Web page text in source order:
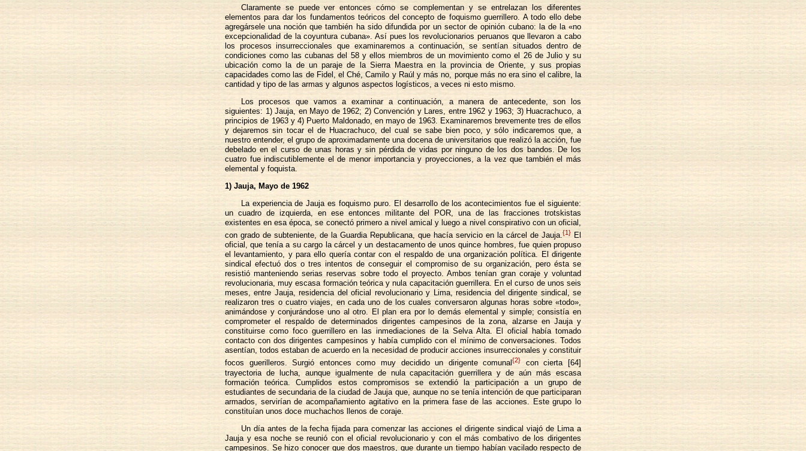
Claramente se puede ver entonces cómo se complementan y se entrelazan los diferentes
elementos para dar los fundamentos teóricos del concepto de foquismo guerrillero. A todo ello debe
agregársele una noción que también ha sido difundida por un sector de opinión cubano: la de la «no
excepcionalidad de la coyuntura cubana». Así pues los revolucionarios peruanos que llevaron a cabo
los procesos insurreccionales que examinaremos a continuación, se sentían situados dentro de
condiciones como las cubanas del 58 y ellos miembros de un movimiento como el 26 de Julio y su
ubicación como la de un paraje de la Sierra Maestra en la provincia de Oriente, y sus propias
capacidades como las de Fidel, el Ché, Camilo y Raúl y más no, porque más no era sino el calibre, la
cantidad y tipo de las armas y algunos aspectos logísticos, a veces ni esto mismo.
Los procesos que vamos a examinar a continuación, a manera de antecedente, son los
siguientes: 1) Jauja, en Mayo de 1962; 2) Convención y Lares, entre 1962 y 1963; 3) Huacrachuco, a
principios de 1963 y 4) Puerto Maldonado, en mayo de 1963. Examinaremos brevemente tres de ellos
y dejaremos sin tocar el de Huacrachuco, del cual se sabe bien poco, y sólo indicaremos que, a
nuestro entender, el grupo de aproximadamente una docena de universitarios que realizó la acción, fue
debelado en el curso de unas horas y sin pérdida de vidas por ninguno de los dos bandos. De los
cuatro fue indiscutiblemente el de menor importancia y proyecciones, a la vez que también el más
elemental y foquista.
1) Jauja, Mayo de 1962
La experiencia de Jauja es foquismo puro. El desarrollo de los acontecimientos fue el siguiente:
un cuadro de izquierda, en ese entonces militante del POR, una de las fracciones trotskistas
existentes en esa época, se conectó primero a nivel amical y luego a nivel conspirativo con un oficial,
con grado de subteniente, de la Guardia Republicana, que hacía servicio en la cárcel de Jauja.{1} El
oficial, que tenía a su cargo la cárcel y un destacamento de unos quince hombres, fue quien propuso
el levantamiento, y para ello quería contar con el respaldo de una organización política. El dirigente
sindical efectuó dos o tres intentos de conseguir el compromiso de su organización, pero ésta se
resistió manteniendo serias reservas sobre todo el proyecto. Ambos tenían gran coraje y voluntad
revolucionaria, muy escasa formación teórica y nula capacitación guerrillera. En el curso de unos seis
meses, entre Jauja, residencia del oficial revolucionario y Lima, residencia del dirigente sindical, se
realizaron tres o cuatro viajes, en cada uno de los cuales conversaron algunas horas sobre «todo»,
animándose y conjurándose uno al otro. El plan era por lo demás elemental y simple; consistía en
comprometer el respaldo de determinados dirigentes campesinos de la zona, alzarse en Jauja y
constituirse como foco guerrillero en las inmediaciones de la Selva Alta. El oficial había tomado
contacto con dos dirigentes campesinos y había cumplido con el mínimo de conversaciones. Todos
asentían, todos estaban de acuerdo en la necesidad de producir acciones insurreccionales y constituir
focos guerilleros. Surgió entonces como muy decidido un dirigente comunal{2} con cierta [64]
trayectoria de lucha, aunque igualmente de nula capacitación guerrillera y de aún más escasa
formación teórica. Cumplidos estos compromisos se extendió la participación a un grupo de
estudiantes de secundaria de la ciudad de Jauja que, aunque no se tenía intención de que participaran
armados, servirían de acompañamiento agitativo en la primera fase de las acciones. Este grupo lo
constituían unos doce muchachos llenos de coraje.
Un día antes de la fecha fijada para comenzar las acciones el dirigente sindical viajó de Lima a
Jauja y esa noche se reunió con el oficial revolucionario y con el más combativo de los dirigentes
campesinos. Se hizo conocer que dos maestros, que durante un tiempo habían vacilado respecto de